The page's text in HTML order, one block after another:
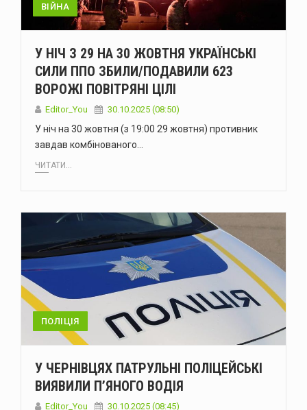
ВІЙНА
У НІЧ З 29 НА 30 ЖОВТНЯ УКРАЇНСЬКІ
СИЛИ ППО ЗБИЛИ/ПОДАВИЛИ 623
ВОРОЖІ ПОВІТРЯНІ ЦІЛІ
Editor_You 30.10.2025 (08:50)
У ніч на 30 жовтня (з 19:00 29 жовтня) противник
завдав комбінованого…
ЧИТАТИ...
ПОЛІЦІЯ
У ЧЕРНІВЦЯХ ПАТРУЛЬНІ ПОЛІЦЕЙСЬКІ
ВИЯВИЛИ П’ЯНОГО ВОДІЯ
Editor_You 30.10.2025 (08:45)